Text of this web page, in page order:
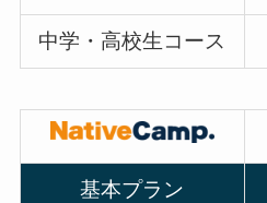
中学・高校生コース
基本プラン